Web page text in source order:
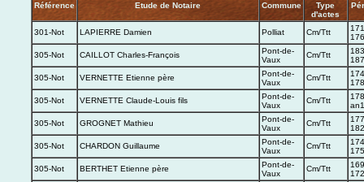
Référence Etude de Notaire Commune
Type
d'actes
301-Not LAPIERRE Damien Polliat Cm/Ttt
305-Not
CAILLOT Charles-François
Pont-de-
Vaux
Cm/Ttt
305-Not
VERNETTE Etienne père
Pont-de-
Vaux
Cm/Ttt
305-Not
VERNETTE Claude-Louis fils
Pont-de-
Vaux
Cm/Ttt
305-Not
GROGNET Mathieu
Pont-de-
Vaux
Cm/Ttt
305-Not
CHARDON Guillaume
Pont-de-
Vaux
Cm/Ttt
305-Not
BERTHET Etienne père
Pont-de-
Vaux
Cm/Ttt